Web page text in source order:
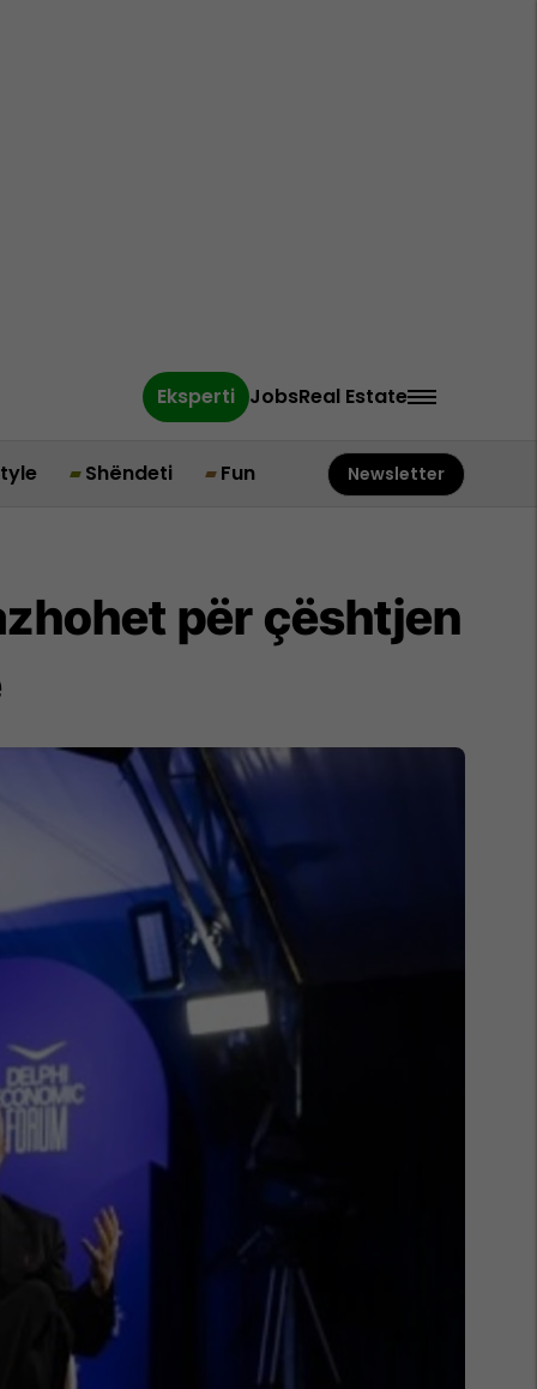
Eksperti JobsReal Estate
Shëndeti Fun Newsletter
për çështjen